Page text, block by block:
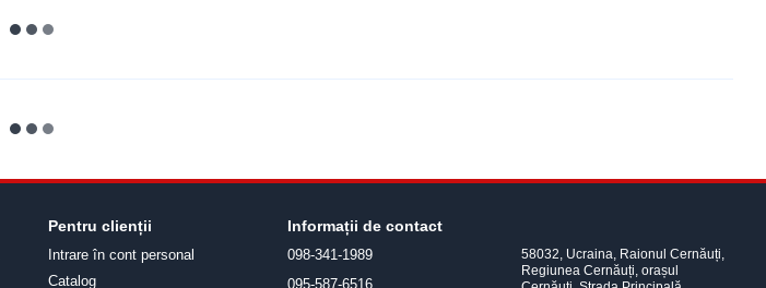
Pentru clienții
Intrare în cont personal
Catalog
Informații de contact
098-341-1989
095-587-6516
58032, Ucraina, Raionul Cernăuți,
Regiunea Cernăuți, orașul